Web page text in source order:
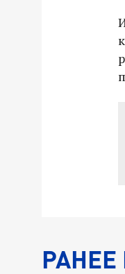
РАНЕЕ